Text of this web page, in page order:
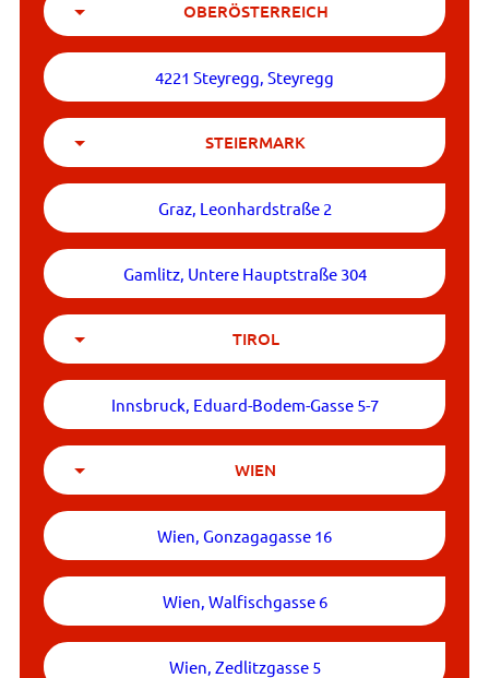
OBERÖSTERREICH
4221 Steyregg, Steyregg
STEIERMARK
Graz, Leonhardstraße 2
Gamlitz, Untere Hauptstraße 304
TIROL
Innsbruck, Eduard-Bodem-Gasse 5-7
WIEN
Wien, Gonzagagasse 16
Wien, Walfischgasse 6
Wien, Zedlitzgasse 5